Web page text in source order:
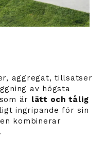
aggregat, tillsatser
av högsta
är lätt och tålig
ingripande för sin
kombinerar
.